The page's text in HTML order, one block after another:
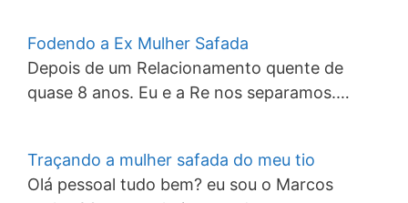
Fodendo a Ex Mulher Safada
Depois de um Relacionamento quente de
quase 8 anos. Eu e a Re nos separamos.…
Traçando a mulher safada do meu tio
Olá pessoal tudo bem? eu sou o Marcos